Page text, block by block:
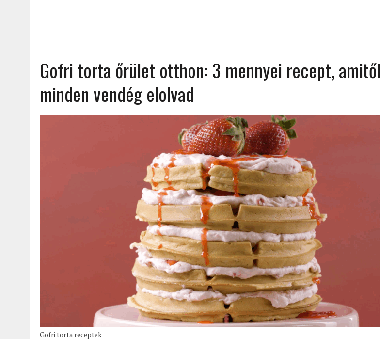
Gofri torta őrület otthon: 3 mennyei recept, amitől
minden vendég elolvad
Gofri torta receptek